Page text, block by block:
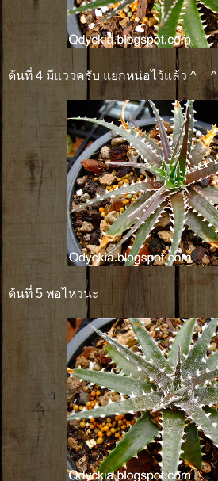
ต้นที่ 4 มีแววครับ แยกหน่อไว้แล้ว ^__^
ต้นที่ 5 พอไหวนะ